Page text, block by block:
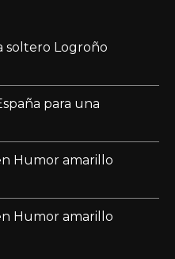
soltero Logroño
para una
Humor amarillo
Humor amarillo